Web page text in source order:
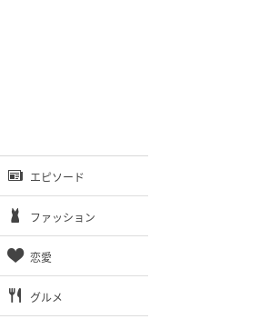
エピソード
ファッション
恋愛
グルメ